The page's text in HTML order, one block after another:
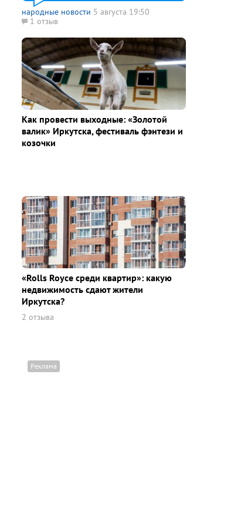
народные новости 5 августа 19:50
1 отзыв
Как провести выходные: «Золотой
валик» Иркутска, фестиваль фэнтези и
козочки
«Rolls Royce среди квaртир»: какую
недвижимость сдают жители
Иркутска?
2 отзыва